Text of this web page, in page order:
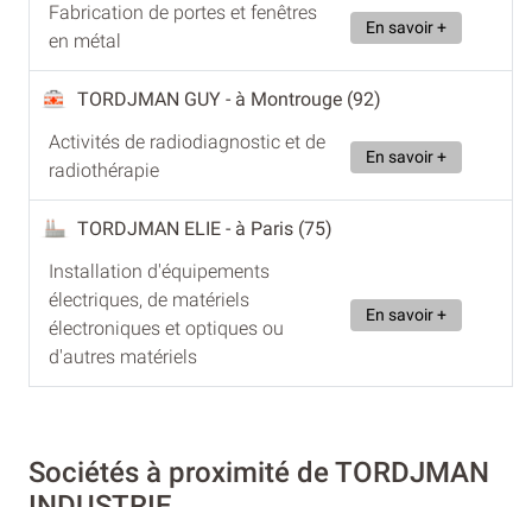
Fabrication de portes et fenêtres
en métal
En savoir +
TORDJMAN GUY - à Montrouge (92)
Activités de radiodiagnostic et de
radiothérapie
En savoir +
TORDJMAN ELIE - à Paris (75)
Installation d'équipements
électriques, de matériels
électroniques et optiques ou
d'autres matériels
En savoir +
Sociétés à proximité de TORDJMAN